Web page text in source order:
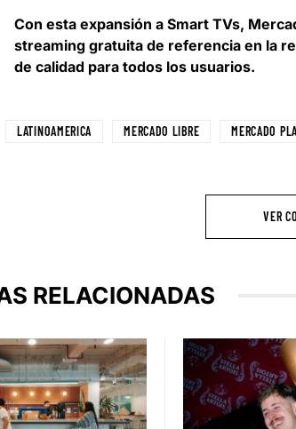
Con esta expansión a Smart TVs,
streaming gratuita de referencia en la
de calidad para todos los usuarios.
LATINOAMERICA MERCADO LIBRE MERCADO
VER
RELACIONADAS